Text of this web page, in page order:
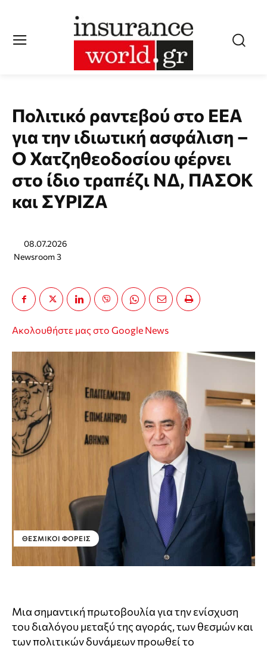
Πολιτικό ραντεβού στο ΕΕΑ
για την ιδιωτική ασφάλιση –
Ο Χατζηθεοδοσίου φέρνει
στο ίδιο τραπέζι ΝΔ, ΠΑΣΟΚ
και ΣΥΡΙΖΑ
08.07.2026
Newsroom 3
Ακολουθήστε μας στο Google News
ΘΕΣΜΙΚΟΊ ΦΟΡΕΊΣ
Μια σημαντική πρωτοβουλία για την ενίσχυση
του διαλόγου μεταξύ της αγοράς, των θεσμών και
των πολιτικών δυνάμεων προωθεί το